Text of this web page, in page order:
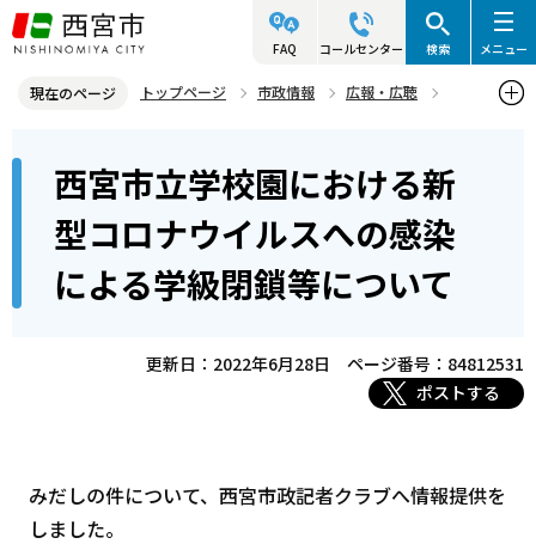
こ
の
ジ
す
FAQ コールセンター 検索 メニュー
現在のページ トップページ 市政情報
広報・広聴
西宮市立学校園における新型コロナウイルスへの感染による学級閉鎖
等について
ら
西宮市立学校園における新
型コロナウイルスへの感染
による学級閉鎖等について
更新日：2022年6月28日
ページ番号：84812531
ポストする
みだしの件について、西宮市政記者クラブへ情報提供を
しました。